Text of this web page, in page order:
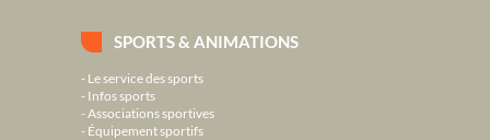
SPORTS & ANIMATIONS
Le service des sports
Infos sports
Associations sportives
Équipement sportifs